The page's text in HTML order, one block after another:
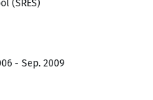
(SRES)
- Sep. 2009